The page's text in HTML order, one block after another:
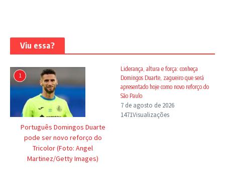
Viu essa?
1
Português Domingos Duarte
pode ser novo reforço do
Tricolor (Foto: Angel
Martinez/Getty Images)
Liderança, altura e força: conheça
Domingos Duarte, zagueiro que será
apresentado hoje como novo reforço do
São Paulo
7 de agosto de 2026
1471Visualizações